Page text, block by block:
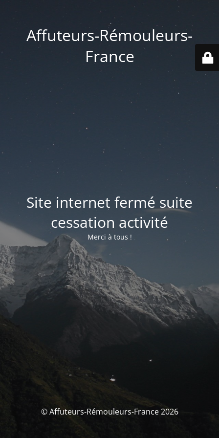
Affuteurs-Rémouleurs-
France
Site internet fermé suite
cessation activité
Merci à tous !
© Affuteurs-Rémouleurs-France 2026